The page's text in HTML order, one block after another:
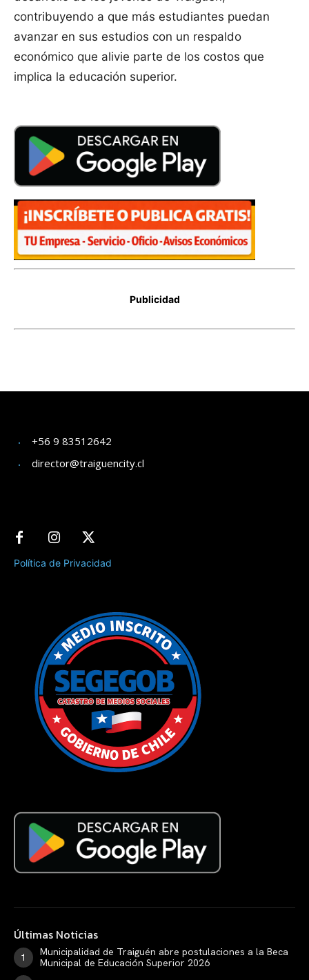
+56 9 83512642
director@traiguencity.cl
Política de Privacidad
Últimas Noticias
Municipalidad de Traiguén abre postulaciones a la Beca
Municipal de Educación Superior 2026